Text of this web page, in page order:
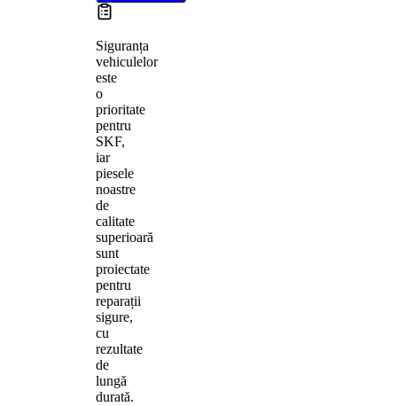
Siguranța
vehiculelor
este
o
prioritate
pentru
SKF,
iar
piesele
noastre
de
calitate
superioară
sunt
proiectate
pentru
reparații
sigure,
cu
rezultate
de
lungă
durată.